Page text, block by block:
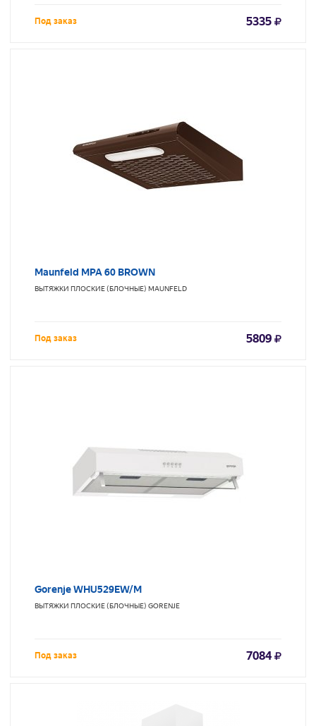
Под заказ 5335
Maunfeld MPA 60 BROWN
ВЫТЯЖКИ ПЛОСКИЕ (БЛОЧНЫЕ) MAUNFELD
Под заказ 5809
Gorenje WHU529EW/M
ВЫТЯЖКИ ПЛОСКИЕ (БЛОЧНЫЕ) GORENJE
Под заказ 7084